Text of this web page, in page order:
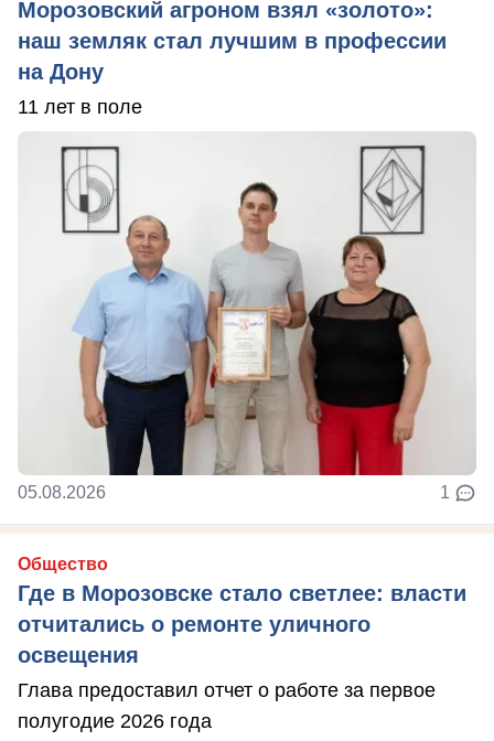
Морозовский агроном взял «золото»:
наш земляк стал лучшим в профессии
на Дону
11 лет в поле
05.08.2026 1
Общество
Где в Морозовске стало светлее: власти
отчитались о ремонте уличного
освещения
Глава предоставил отчет о работе за первое
полугодие 2026 года